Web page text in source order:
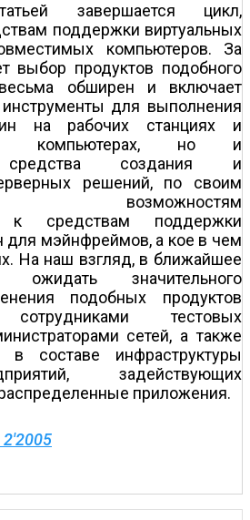
завершается цикл,
поддержки виртуальных
компьютеров. За
выбор продуктов подобного
обширен и включает
для выполнения
на рабочих станциях и
компьютерах, но и
средства создания и
решений, по своим
возможностям
к средствам поддержки
для мэйнфреймов, а кое в чем
На наш взгляд, в ближайшее
значительного
подобных продуктов
сотрудниками тестовых
сетей, а также
в составе инфраструктуры
задействующих
приложения.